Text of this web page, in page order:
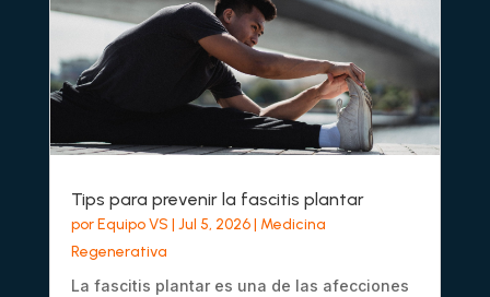
Tips para prevenir la fascitis plantar
porEquipo VS | Jul 5, 2026| Medicina
Regenerativa
La fascitis plantar es una de las afecciones